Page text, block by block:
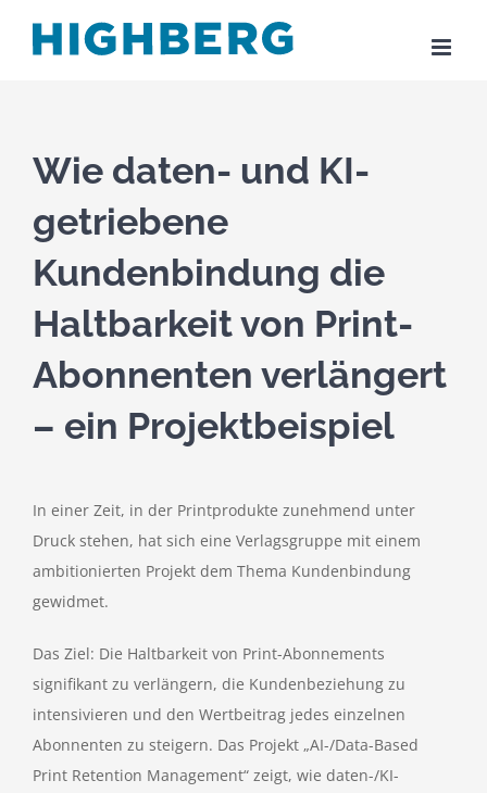
Inhalt
Wie daten- und KI-
getriebene
Kundenbindung die
Haltbarkeit von Print-
Abonnenten verlängert
– ein Projektbeispiel
In einer Zeit, in der Printprodukte zunehmend unter
Druck stehen, hat sich eine Verlagsgruppe mit einem
ambitionierten Projekt dem Thema Kundenbindung
gewidmet.
Das Ziel: Die Haltbarkeit von Print-Abonnements
signifikant zu verlängern, die Kundenbeziehung zu
intensivieren und den Wertbeitrag jedes einzelnen
Abonnenten zu steigern. Das Projekt „AI-/Data-Based
Print Retention Management“ zeigt, wie daten-/KI-